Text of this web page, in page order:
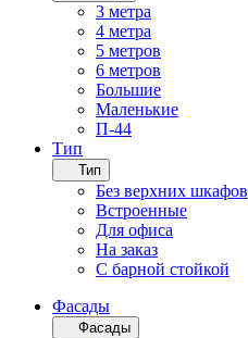
3 метра
4 метра
5 метров
6 метров
Большие
Маленькие
П-44
Тип
Тип
Без верхних шкафов
Встроенные
Для офиса
На заказ
С барной стойкой
Фасады
Фасады